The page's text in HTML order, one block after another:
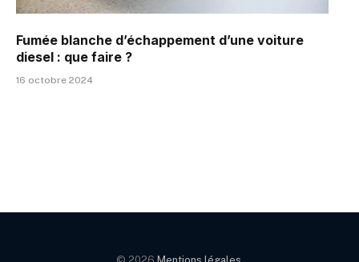
Fumée blanche d’échappement d’une voiture
diesel : que faire ?
16 octobre 2024